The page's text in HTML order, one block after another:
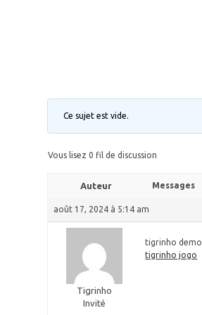
Ce sujet est vide.
Vous lisez 0 fil de discussion
Auteur Messages
août 17, 2024 à 5:14 am
Tigrinho
Invité
tigrinho demo
tigrinho jogo